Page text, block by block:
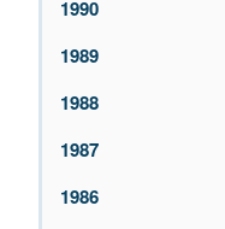
1990
1989
1988
1987
1986